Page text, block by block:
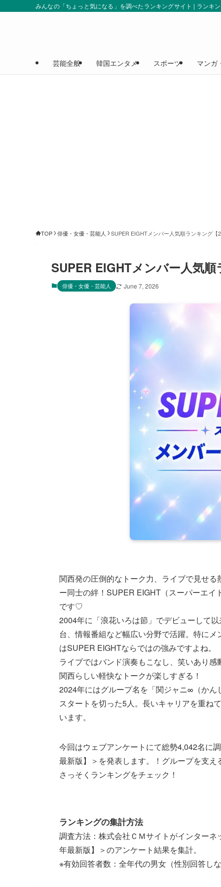
みんなの「ちょっと気になる」を調べたランキングサイト | ランキ
芸能全般 韓国エンタメ スポーツ マンガ
TOP 俳優・女優・芸能人 SUPER EIGHTメンバー人気順ランキング【
SUPER EIGHTメンバー人気
俳優・女優・芸能人 June 7, 2026
関西発の圧倒的なトーク力、ライブで見せ
ー同士の絆！SUPER EIGHT（スーパーエ
です♡
2004年に「浪花いろは節」でデビューして
台、情報番組など幅広い分野で活躍。特に
はSUPER EIGHTならではの強みですよね。
ライブではバンド演奏もこなし、笑いあり
関西らしい軽快なトークが楽しすぎる！
2024年にはグループ名を「関ジャニ∞（か
スタートを切った5人。長いキャリアを重ね
います。
今回はウェブアンケートにて総勢4,042名に
最新版】＞を発表します。！グループを支
さっそくランキングをチェック！
ランキングの集計方法
調査方法：株式会社ＣＭサイトがインター
年最新版】＞のアンケート結果を集計。
※有効回答者数：全年代の男女（性別回答し